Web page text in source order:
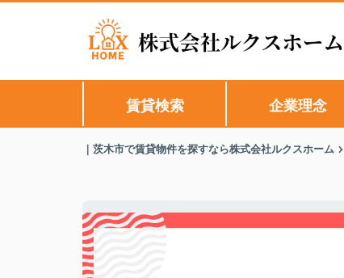
賃貸検索 企業理念
｜茨木市で賃貸物件を探すなら株式会社ルクスホーム